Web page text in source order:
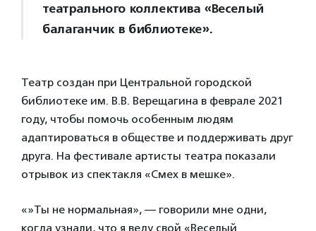
театрального коллектива «Веселый
балаганчик в библиотеке».
Театр создан при Центральной городской
библиотеке им. В.В. Верещагина в феврале 2021
году, чтобы помочь особенным людям
адаптироваться в обществе и поддерживать друг
друга. На фестивале артисты театра показали
отрывок из спектакля «Смех в мешке».
«»Ты не нормальная», — говорили мне одни,
когда узнали, что я веду свой «Веселый